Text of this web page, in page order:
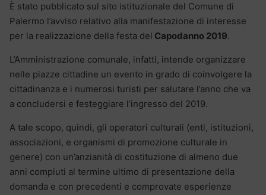
È stato pubblicato sul sito istituzionale del Comune di
Palermo l’avviso relativo alla manifestazione di interesse
per la realizzazione della festa del Capodanno 2019.
L’Amministrazione comunale, infatti, intende organizzare
nelle piazze cittadine un evento in grado di coinvolgere la
cittadinanza e i numerosi turisti per salutare l’anno che va
a concludersi e festeggiare l’ingresso del 2019.
A tale scopo, quindi, gli operatori culturali (enti, istituzioni,
associazioni, e organismi di promozione culturale in
genere) con un’anzianità di costituzione di almeno due
anni compiuti al termine ultimo di presentazione della
domanda e con precedenti e comprovate esperienze